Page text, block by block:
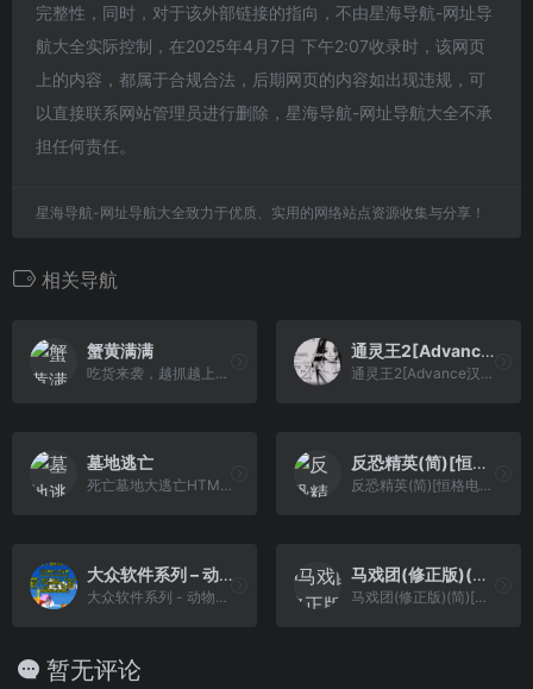
完整性，同时，对于该外部链接的指向，不由星海导航-网址导
航大全实际控制，在2025年4月7日 下午2:07收录时，该网页
上的内容，都属于合规合法，后期网页的内容如出现违规，可
以直接联系网站管理员进行删除，星海导航-网址导航大全不承
担任何责任。
星海导航-网址导航大全致力于优质、实用的网络站点资源收集与分享！
相关导航
蟹黄满满
吃货来袭，越抓越上瘾！
通灵王2[Advance汉化组](v1.0)(简)(145Mb)
通灵王2[Advance汉化组](v1.0)(简)(145Mb)
墓地逃亡
死亡墓地大逃亡HTML5游戏
反恐精英(简)[恒格电子](CN)[RPG](8Mb)
反恐精英(简)[恒格电子](CN)[RPG](8Mb)
大众软件系列 – 动物管理员[天使汉化组&漫游](简)(JP)(32Mb)
大众软件系列 - 动物管理员[天使汉化组&漫游](简)(JP)(32Mb)
马戏团(修正版)(简)[汉化情报站+MS](JP)[ACT](0.18Mb)
马戏团(修正版)(简)[汉化情报站+MS](JP)[ACT](0.18Mb)
暂无评论